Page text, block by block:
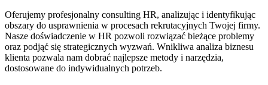
Oferujemy profesjonalny consulting HR, analizując i identyfikując
obszary do usprawnienia w procesach rekrutacyjnych Twojej firmy.
Nasze doświadczenie w HR pozwoli rozwiązać bieżące problemy
oraz podjąć się strategicznych wyzwań. Wnikliwa analiza biznesu
klienta pozwala nam dobrać najlepsze metody i narzędzia,
dostosowane do indywidualnych potrzeb.